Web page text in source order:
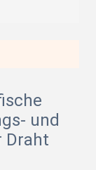
und
Draht